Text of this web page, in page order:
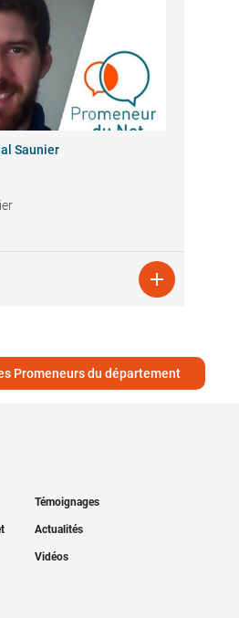
Saunier

Promeneurs du département
Témoignages
Actualités
Vidéos